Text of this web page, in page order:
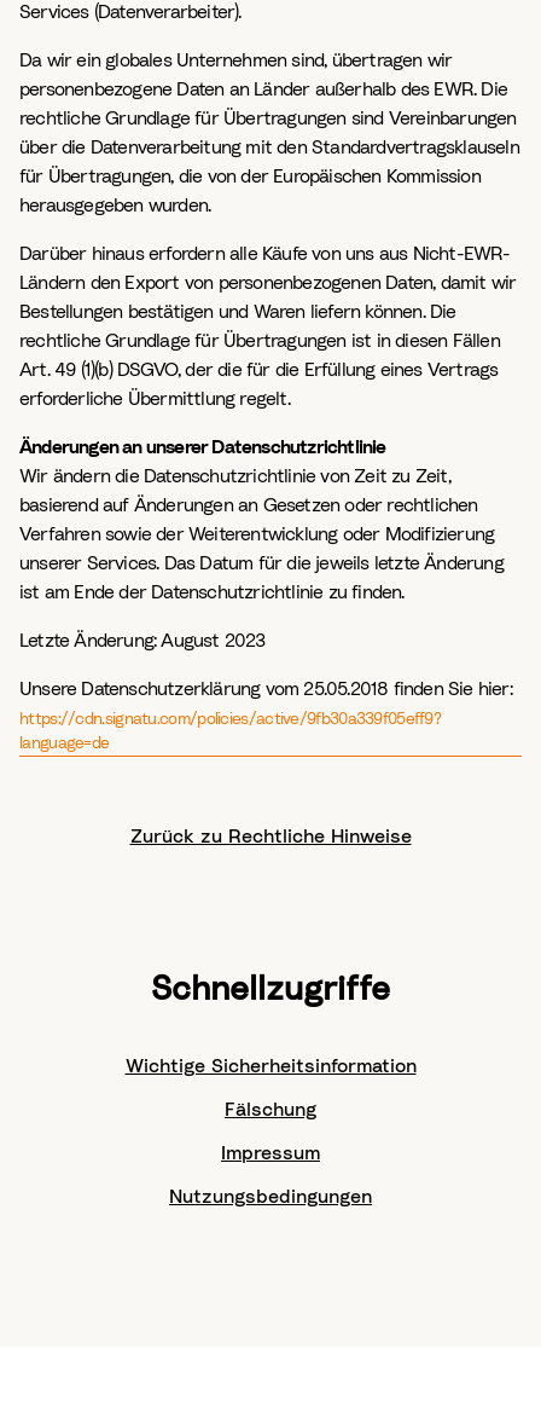
Services (Datenverarbeiter).
Da wir ein globales Unternehmen sind, übertragen wir
personenbezogene Daten an Länder außerhalb des EWR. Die
rechtliche Grundlage für Übertragungen sind Vereinbarungen
über die Datenverarbeitung mit den Standardvertragsklauseln
für Übertragungen, die von der Europäischen Kommission
herausgegeben wurden.
Darüber hinaus erfordern alle Käufe von uns aus Nicht-EWR-
Ländern den Export von personenbezogenen Daten, damit wir
Bestellungen bestätigen und Waren liefern können. Die
rechtliche Grundlage für Übertragungen ist in diesen Fällen
Art. 49 (1)(b) DSGVO, der die für die Erfüllung eines Vertrags
erforderliche Übermittlung regelt.
Änderungen an unserer Datenschutzrichtlinie
Wir ändern die Datenschutzrichtlinie von Zeit zu Zeit,
basierend auf Änderungen an Gesetzen oder rechtlichen
Verfahren sowie der Weiterentwicklung oder Modifizierung
unserer Services. Das Datum für die jeweils letzte Änderung
ist am Ende der Datenschutzrichtlinie zu finden.
Letzte Änderung:August 2023
Unsere Datenschutzerklärung vom 25.05.2018 finden Sie hier:
https://cdn.signatu.com/policies/active/9fb30a339f05eff9?
language=de
Zurück zu Rechtliche Hinweise
Schnellzugriffe
Wichtige Sicherheitsinformation
Fälschung
Impressum
Nutzungsbedingungen